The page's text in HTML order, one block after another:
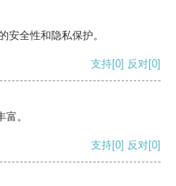
安全性和隐私保护。
支持[0] 反对[0]
。
支持[0] 反对[0]